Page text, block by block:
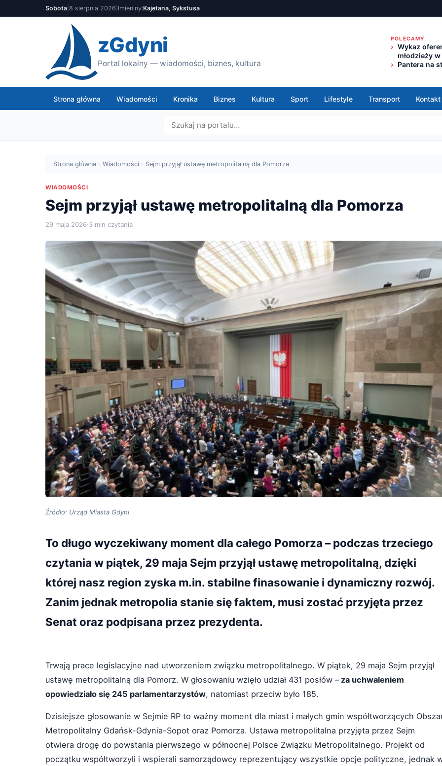
Sobota 8 sierpnia 2026 Imieniny:Kajetana, Sykstusa
zGdyni
Portal lokalny — wiadomości, biznes, kultura
POLECAMY
Wykaz
młodzieży
Pantera na
Strona główna Wiadomości Kronika Biznes Kultura Sport Lifestyle Transport Kontakt
Strona główna › Wiadomości › Sejm przyjął ustawę metropolitalną dla Pomorza
WIADOMOŚCI
Sejm przyjął ustawę metropolitalną dla Pomorza
29 maja 2026·3 min czytania
Źródło: Urząd Miasta Gdyni
To długo wyczekiwany moment dla całego Pomorza – podczas trzeciego
czytania w piątek, 29 maja Sejm przyjął ustawę metropolitalną, dzięki
której nasz region zyska m.in. stabilne finasowanie i dynamiczny rozwój.
Zanim jednak metropolia stanie się faktem, musi zostać przyjęta przez
Senat oraz podpisana przez prezydenta.
Trwają prace legislacyjne nad utworzeniem związku metropolitalnego. W piątek, 29 maja Sejm przyjął
ustawę metropolitalną dla Pomorz. W głosowaniu wzięło udział 431 posłów –za uchwaleniem
opowiedziało się 245 parlamentarzystów, natomiast przeciw było 185.
Dzisiejsze głosowanie w Sejmie RP to ważny moment dla miast i małych gmin współtworzących
Metropolitalny Gdańsk-Gdynia-Sopot oraz Pomorza. Ustawa metropolitalna przyjęta przez Sejm
otwiera drogę do powstania pierwszego w północnej Polsce Związku Metropolitalnego. Projekt od
początku współtworzyli i wspierali samorządowcy reprezentujący wszystkie opcje polityczne, jednak